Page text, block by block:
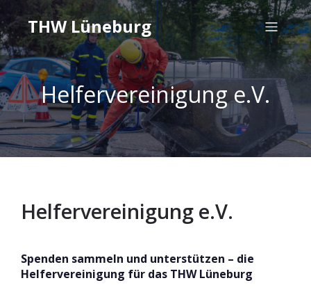
THW Lüneburg
Helfervereinigung e.V.
Helfervereinigung e.V.
Spenden sammeln und unterstützen – die
Helfervereinigung für das THW Lüneburg